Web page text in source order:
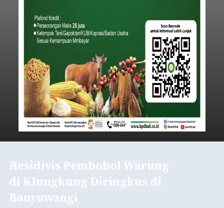
Residivis Pembobol Warung
di Klungkung Diringkus di
Banyuwangi